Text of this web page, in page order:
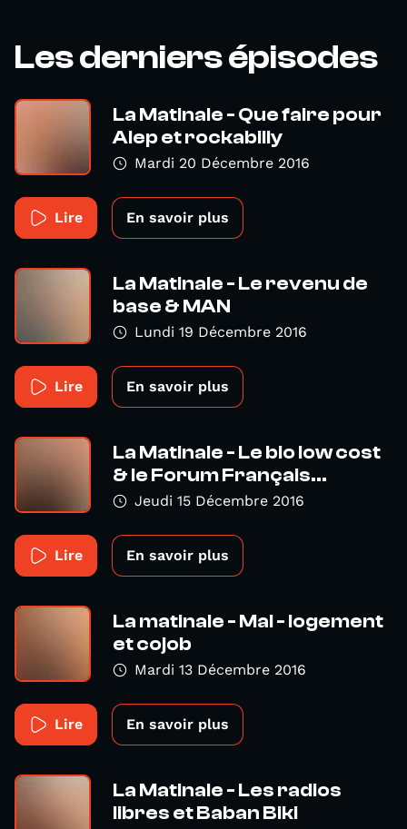
Les derniers épisodes
La Matinale - Que faire pour
Alep et rockabilly
Mardi 20 Décembre 2016
Lire En savoir plus
La Matinale - Le revenu de
base & MAN
Lundi 19 Décembre 2016
Lire En savoir plus
La Matinale - Le bio low cost
& le Forum Français...
Jeudi 15 Décembre 2016
Lire En savoir plus
La matinale - Mal - logement
et cojob
Mardi 13 Décembre 2016
Lire En savoir plus
La Matinale - Les radios
libres et Baban Biki